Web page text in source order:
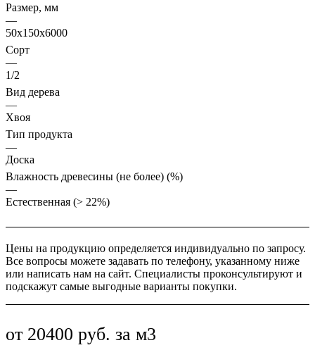
Размер, мм
—
50x150x6000
Сорт
—
1/2
Вид дерева
—
Хвоя
Тип продукта
—
Доска
Влажность древесины (не более) (%)
—
Естественная (> 22%)
Цены на продукцию определяется индивидуально по запросу.
Все вопросы можете задавать по телефону, указанному ниже
или написать нам на сайт. Специалисты проконсультируют и
подскажут самые выгодные варианты покупки.
от 20400 руб. за м3